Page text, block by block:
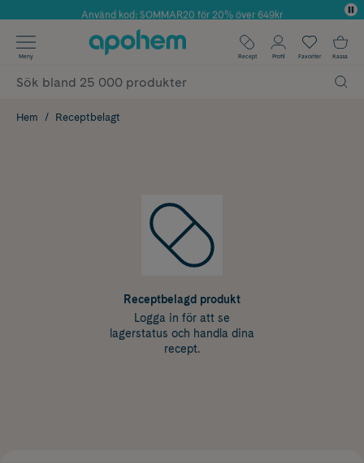
Årets Butik 2025 inom Skönhet
Använd kod: SOMMAR20 för 20% över 649kr
✓ Fri frakt
✓ Poäng på alla köp*
Meny Recept Profil Favoriter Kassa
Hem Receptbelagt
Receptbelagd produkt
Logga in för att se
lagerstatus och handla dina
recept.